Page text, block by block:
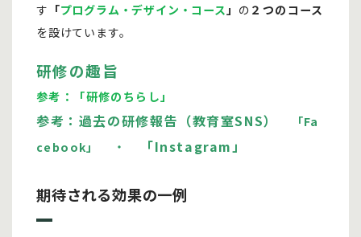
す 「プログラム・デザイン・コース」 の ２つのコース
を設けています。
研修の趣旨
参考：「研修のちらし」
参考：過去の研修報告（教育室SNS）
「Fa
cebook」
・ 「Instagram」
期待される効果の一例